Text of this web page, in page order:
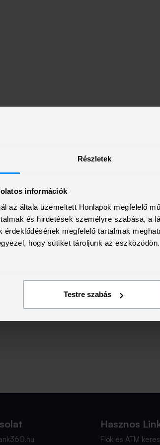
Részletek
információk
az általa üzemeltett Honlapok megfelelő
és hirdetések személyre szabása, a
megfelelő tartalmak
hogy sütiket tároljunk az
Testre szabás
Hasznos
Fiók és ATM